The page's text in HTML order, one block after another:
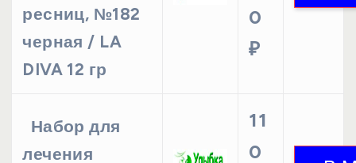
ресниц, №182
черная / LA
DIVA 12 гр
0
₽
Набор для
лечения
11
0